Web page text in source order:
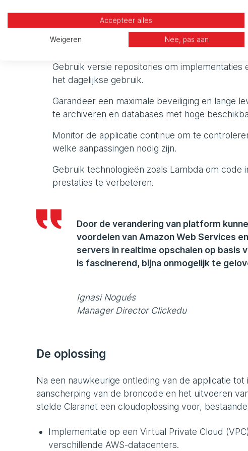
De doelstellingen van de migratie
Creëer een flexibel platform dat automatisch
gebruikers én het daaropvolgende gebruik van
Gebruik versie repositories om
het dagelijkse gebruik.
Garandeer een maximale beveiliging en lange
te archiveren en databases met hoge
Monitor de applicatie continue om te
welke aanpassingen nodig zijn.
Gebruik technologieën zoals Lambda om
prestaties te verbeteren.
Door de verandering van platform
voordelen van Amazon Web Services
servers in realtime opschalen op basis
is fascinerend, bijna onmogelijk te
Ignasi Nogués
Manager Director Clickedu
De oplossing
Na een nauwkeurige ontleding van de applicatie
aanscherping van de broncode en het uitvoeren
stelde Claranet een cloudoplossing voor,
Implementatie op een Virtual Private Cloud
verschillende AWS-datacenters.
Accepteer alles
Weigeren Nee, pas aan